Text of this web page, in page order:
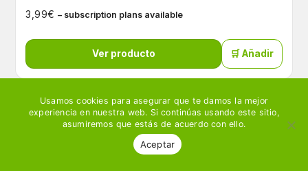
3,99€ – subscription plans available
Ver producto 🛒 Añadir
Usamos cookies para asegurar que te damos la mejor
experiencia en nuestra web. Si continúas usando este sitio,
asumiremos que estás de acuerdo con ello.
Aceptar